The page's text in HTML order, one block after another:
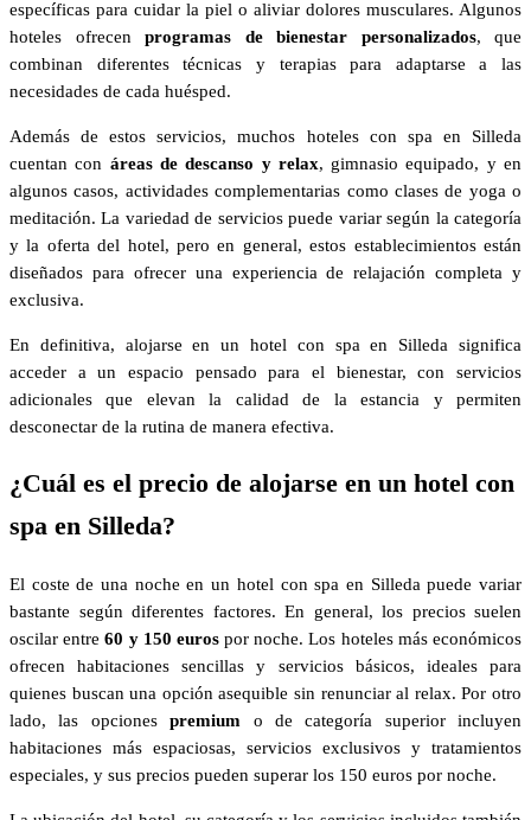
específicas para cuidar la piel o aliviar dolores musculares. Algunos
hoteles ofrecen programas de bienestar personalizados, que
combinan diferentes técnicas y terapias para adaptarse a las
necesidades de cada huésped.
Además de estos servicios, muchos hoteles con spa en Silleda
cuentan con áreas de descanso y relax, gimnasio equipado, y en
algunos casos, actividades complementarias como clases de yoga o
meditación. La variedad de servicios puede variar según la categoría
y la oferta del hotel, pero en general, estos establecimientos están
diseñados para ofrecer una experiencia de relajación completa y
exclusiva.
En definitiva, alojarse en un hotel con spa en Silleda significa
acceder a un espacio pensado para el bienestar, con servicios
adicionales que elevan la calidad de la estancia y permiten
desconectar de la rutina de manera efectiva.
¿Cuál es el precio de alojarse en un hotel con
spa en Silleda?
El coste de una noche en un hotel con spa en Silleda puede variar
bastante según diferentes factores. En general, los precios suelen
oscilar entre60 y 150 eurospor noche. Los hoteles más económicos
ofrecen habitaciones sencillas y servicios básicos, ideales para
quienes buscan una opción asequible sin renunciar al relax. Por otro
lado, las opcionespremium o de categoría superior incluyen
habitaciones más espaciosas, servicios exclusivos y tratamientos
especiales, y sus precios pueden superar los 150 euros por noche.